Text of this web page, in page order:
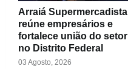
Arraiá Supermercadista
reúne empresários e
fortalece união do setor
no Distrito Federal
03 Agosto, 2026